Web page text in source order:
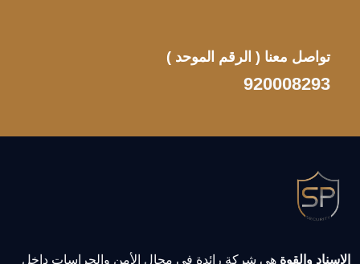
تواصل معنا ( الرقم الموحد )
920008293
الإسناد والقوة هي شركة رائدة في مجال الأمن والحراسات داخل